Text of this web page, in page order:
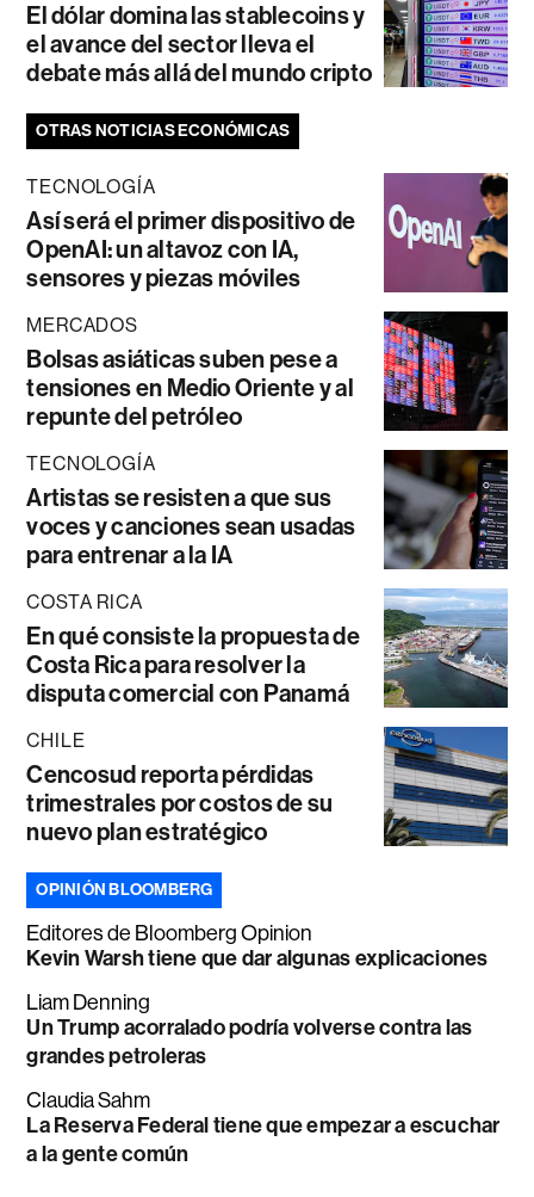
El dólar domina las stablecoins y
el avance del sector lleva el
debate más allá del mundo cripto
OTRAS NOTICIAS ECONÓMICAS
TECNOLOGÍA
Así será el primer dispositivo de
OpenAI: un altavoz con IA,
sensores y piezas móviles
MERCADOS
Bolsas asiáticas suben pese a
tensiones en Medio Oriente y al
repunte del petróleo
TECNOLOGÍA
Artistas se resisten a que sus
voces y canciones sean usadas
para entrenar a la IA
COSTA RICA
En qué consiste la propuesta de
Costa Rica para resolver la
disputa comercial con Panamá
CHILE
Cencosud reporta pérdidas
trimestrales por costos de su
nuevo plan estratégico
OPINIÓN BLOOMBERG
Editores de Bloomberg Opinion
Kevin Warsh tiene que dar algunas explicaciones
Liam Denning
Un Trump acorralado podría volverse contra las
grandes petroleras
Claudia Sahm
La Reserva Federal tiene que empezar a escuchar
a la gente común